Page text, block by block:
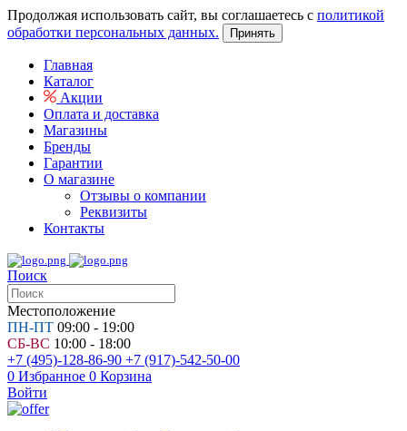
Продолжая использовать сайт, вы соглашаетесь с политикой
обработки персональных данных.
Принять
Главная
Каталог
Акции
Оплата и доставка
Магазины
Бренды
Гарантии
О магазине
Отзывы о компании
Реквизиты
Контакты
Поиск
Местоположение
ПН-ПТ 09:00 - 19:00
СБ-ВС 10:00 - 18:00
+7 (495)-128-86-90 +7 (917)-542-50-00
0 Избранное 0 Корзина
Войти